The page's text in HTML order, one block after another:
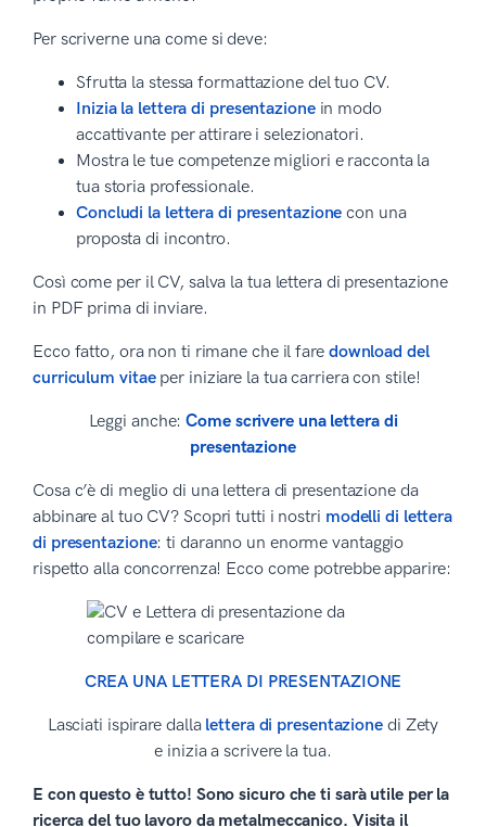
Per scriverne una come si deve:
Sfrutta la stessa formattazione del tuo CV.
Inizia la lettera di presentazionein modo
accattivante per attirare i selezionatori.
Mostra le tue competenze migliori e racconta la
tua storia professionale.
Concludi la lettera di presentazione con una
proposta di incontro.
Così come per il CV, salva la tua lettera di presentazione
in PDF prima di inviare.
Ecco fatto, ora non ti rimane che il fare download del
curriculum vitaeper iniziare la tua carriera con stile!
Leggi anche:Come scrivere una lettera di
presentazione
Cosa c’è di meglio di una lettera di presentazione da
abbinare al tuo CV? Scopri tutti i nostri modelli di lettera
di presentazione: ti daranno un enorme vantaggio
rispetto alla concorrenza! Ecco come potrebbe apparire:
CREA UNA LETTERA DI PRESENTAZIONE
Lasciati ispirare dalla lettera di presentazione di Zety
e inizia a scrivere la tua.
E con questo è tutto! Sono sicuro che ti sarà utile per la
ricerca del tuo lavoro da metalmeccanico. Visita il